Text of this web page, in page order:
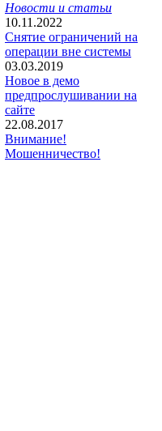
Новости и статьи
10.11.2022
Снятие ограничений на
операции вне системы
03.03.2019
Новое в демо
предпрослушивании на
сайте
22.08.2017
Внимание!
Мошенничество!